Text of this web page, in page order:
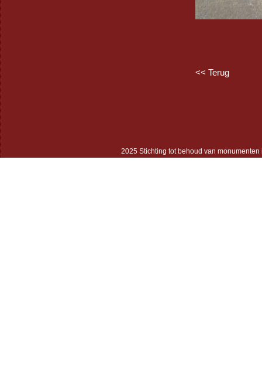
<< Terug
2025 Stichting tot behoud van